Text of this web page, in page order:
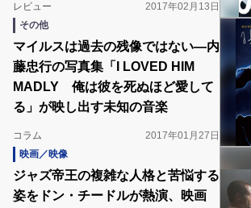
レビュー
2017年02月13日
その他
マイルスは過去の残像ではない―内
藤忠行の写真集「I LOVED HIM
MADLY 俺は彼を死ぬほど愛して
る」が映し出す未知の音楽
コラム
2017年01月27日
映画／映像
ジャズ帝王の複雑な人格と苦悩する
姿をドン・チードルが熱演、映画